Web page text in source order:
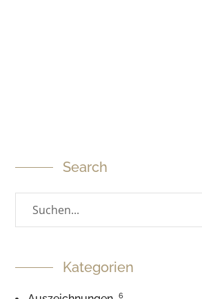
Search
Kategorien
6